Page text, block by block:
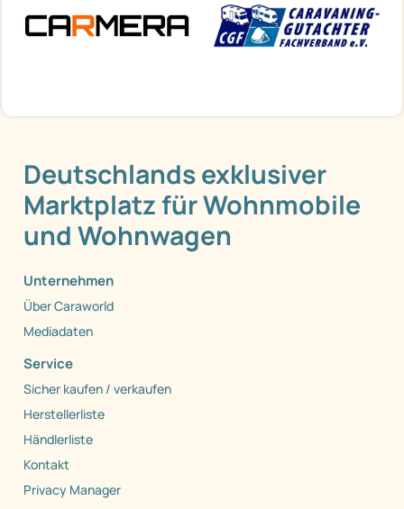
Deutschlands exklusiver
Marktplatz für Wohnmobile
und Wohnwagen
Unternehmen
Über Caraworld
Mediadaten
Service
Sicher kaufen / verkaufen
Herstellerliste
Händlerliste
Kontakt
Privacy Manager